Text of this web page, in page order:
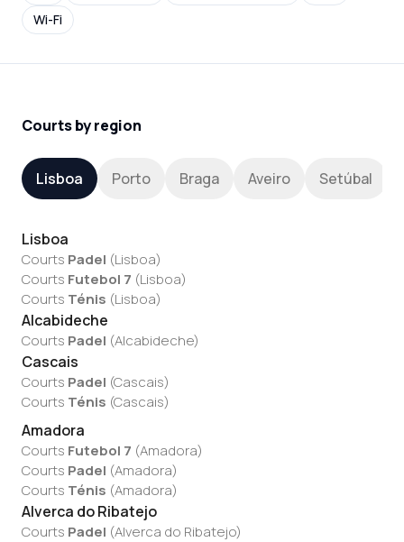
Wi-Fi
Courts by region
Lisboa Porto Braga Aveiro Setúbal
Lisboa
Courts Padel (Lisboa)
Courts Futebol 7 (Lisboa)
Courts Ténis (Lisboa)
Alcabideche
Courts Padel (Alcabideche)
Cascais
Courts Padel (Cascais)
Courts Ténis (Cascais)
Amadora
Courts Futebol 7 (Amadora)
Courts Padel (Amadora)
Courts Ténis (Amadora)
Alverca do Ribatejo
Courts Padel (Alverca do Ribatejo)